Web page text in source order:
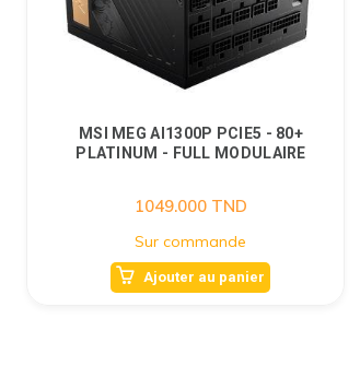
MSI MEG AI1300P PCIE5 - 80+
PLATINUM - FULL MODULAIRE
1049.000TND
Sur commande
Ajouter au panier